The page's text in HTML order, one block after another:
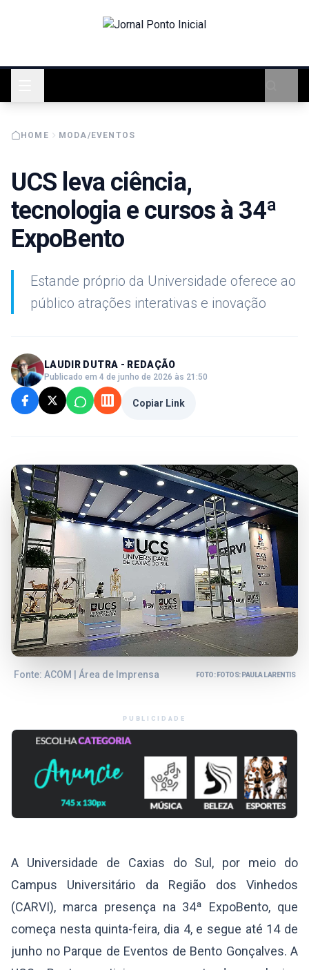
HOME MODA/EVENTOS
UCS leva ciência,
tecnologia e cursos à 34ª
ExpoBento
Estande próprio da Universidade oferece ao
público atrações interativas e inovação
LAUDIR DUTRA - REDAÇÃO
Publicado em 4 de junho de 2026 às 21:50
Copiar Link
Fonte: ACOM | Área de Imprensa FOTO: FOTOS: PAULA LARENTIS
PUBLICIDADE
A Universidade de Caxias do Sul, por meio do
Campus Universitário da Região dos Vinhedos
(CARVI), marca presença na 34ª ExpoBento, que
começa nesta quinta-feira, dia 4, e segue até 14 de
junho no Parque de Eventos de Bento Gonçalves. A